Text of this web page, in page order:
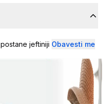
jeftiniji Obavesti me